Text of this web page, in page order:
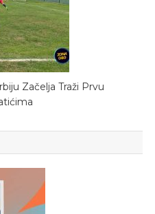
Začelja Traži Prvu